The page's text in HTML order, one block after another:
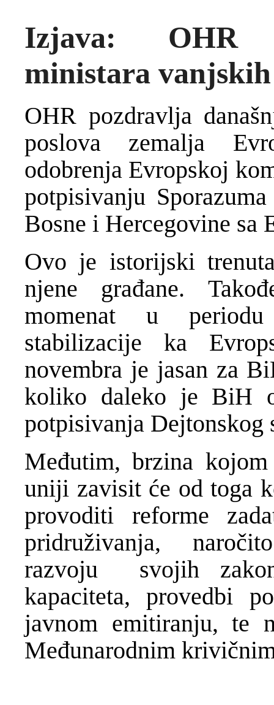
Izjava: OHR
ministara
OHR pozdravlja
poslova zemalja
odobrenja Evropskoj
potpisivanju
Bosne i Hercegovine sa
Ovo je istorijski
njene građane.
momenat u
stabilizacije ka
novembra je jasan za
koliko daleko je BiH
potpisivanja Dejtonskog
Međutim, brzina
uniji zavisit će od toga
provoditi reforme
pridruživanja,
razvoju svojih
kapaciteta, provedbi
javnom emitiranju, te
Međunarodnim